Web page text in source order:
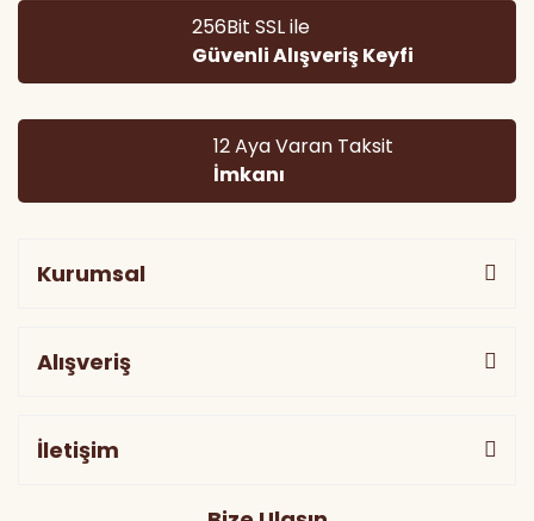
256Bit SSL ile
Güvenli Alışveriş Keyfi
12 Aya Varan Taksit
İmkanı
Kurumsal
Alışveriş
İletişim